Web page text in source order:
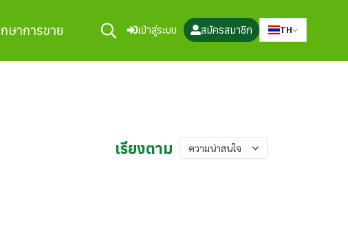
ษาการขาย เข้าสู่ระบบ สมัครสมาชิก TH
เรียงตาม ความน่าสนใจ